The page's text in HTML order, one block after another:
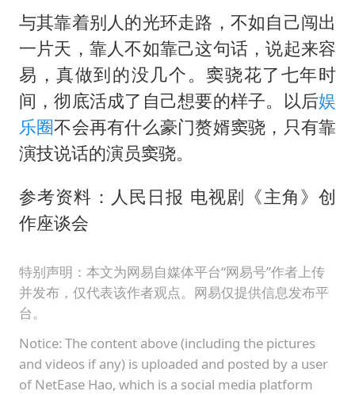
与其靠着别人的光环走路，不如自己闯出
一片天，靠人不如靠己这句话，说起来容
易，真做到的没几个。窦骁花了七年时
间，彻底活成了自己想要的样子。以后娱
乐圈不会再有什么豪门赘婿窦骁，只有靠
演技说话的演员窦骁。
参考资料：人民日报 电视剧《主角》创
作座谈会
特别声明：本文为网易自媒体平台“网易号”作者上传
并发布，仅代表该作者观点。网易仅提供信息发布平
台。
Notice: The content above (including the pictures
and videos if any) is uploaded and posted by a user
of NetEase Hao, which is a social media platform